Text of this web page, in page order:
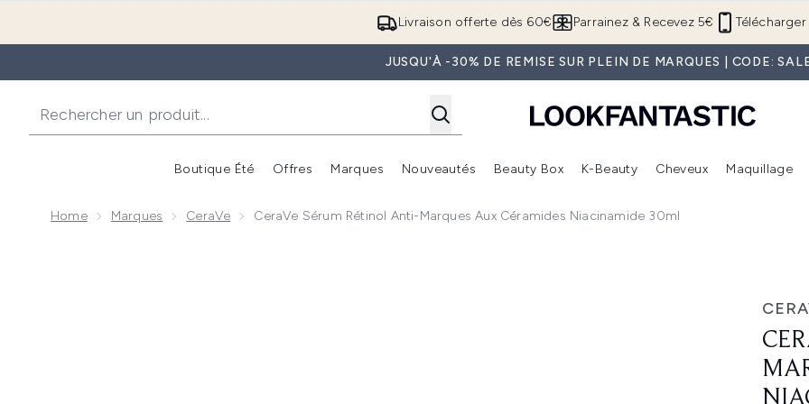
Passer au contenu principal
Livraison offerte dès 60€ Télécharger
Parrainez & Recevez 5€
JUSQU'À -30% DE REMISE SUR PLEIN DE MARQUES | CODE:
Boutique Été
Accédez au sous-menu (Boutique Été )
Offres
Accédez au sous-menu (Offres)
Marques
Accédez au sous-menu (Marques)
Nouveautés
Accédez au sous-menu (Nouveautés)
Beauty Box
Accédez au sous-menu (Beauty Box)
K-Beauty Cheveux Maquillage
Home Marques CeraVe CeraVe Sérum Rétinol Anti-Marques Aux Céramides Niacinamide 30ml